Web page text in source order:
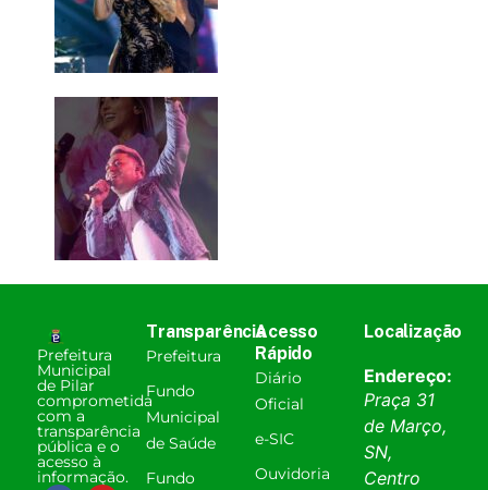
Prefeitura
Municipal
de Pilar
comprometida
com a
transparência
pública e o
acesso à
informação.
Transparência
Prefeitura
Fundo
Municipal
de Saúde
Fundo
Acesso
Rápido
Diário
Oficial
e-SIC
Ouvidoria
Localização
Endereço:
Praça 31
de Março,
SN,
Centro